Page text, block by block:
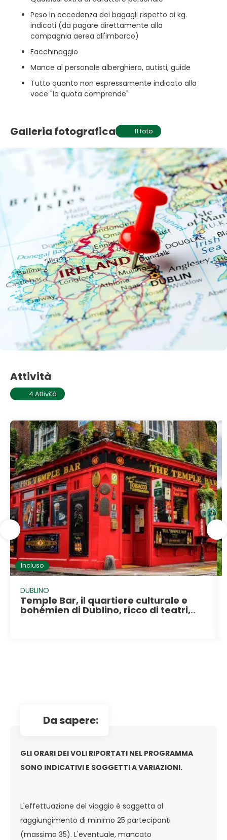
Peso in eccedenza dei bagagli rispetto ai kg.
indicati (da pagare direttamente alla
compagnia aerea all'imbarco)
Facchinaggio
Mance al personale alberghiero, autisti, guide
Tutto quanto non espressamente indicato alla
voce "la quota comprende"
Galleria fotografica 11 foto
Attività
4 Attività
Incluso
DUBLINO
Temple Bar, il quartiere culturale e
bohémien di Dublino, ricco di teatri,
da sapere:
GLI ORARI DEI VOLI RIPORTATI NEL PROGRAMMA
SONO INDICATIVI E SOGGETTI A VARIAZIONI.
L'effettuazione del viaggio è soggetta al
raggiungimento di minimo 25 partecipanti
(massimo 35). L'eventuale, mancato